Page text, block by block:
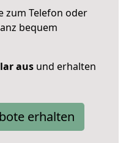
zum Telefon oder
bequem
aus und erhalten
erhalten